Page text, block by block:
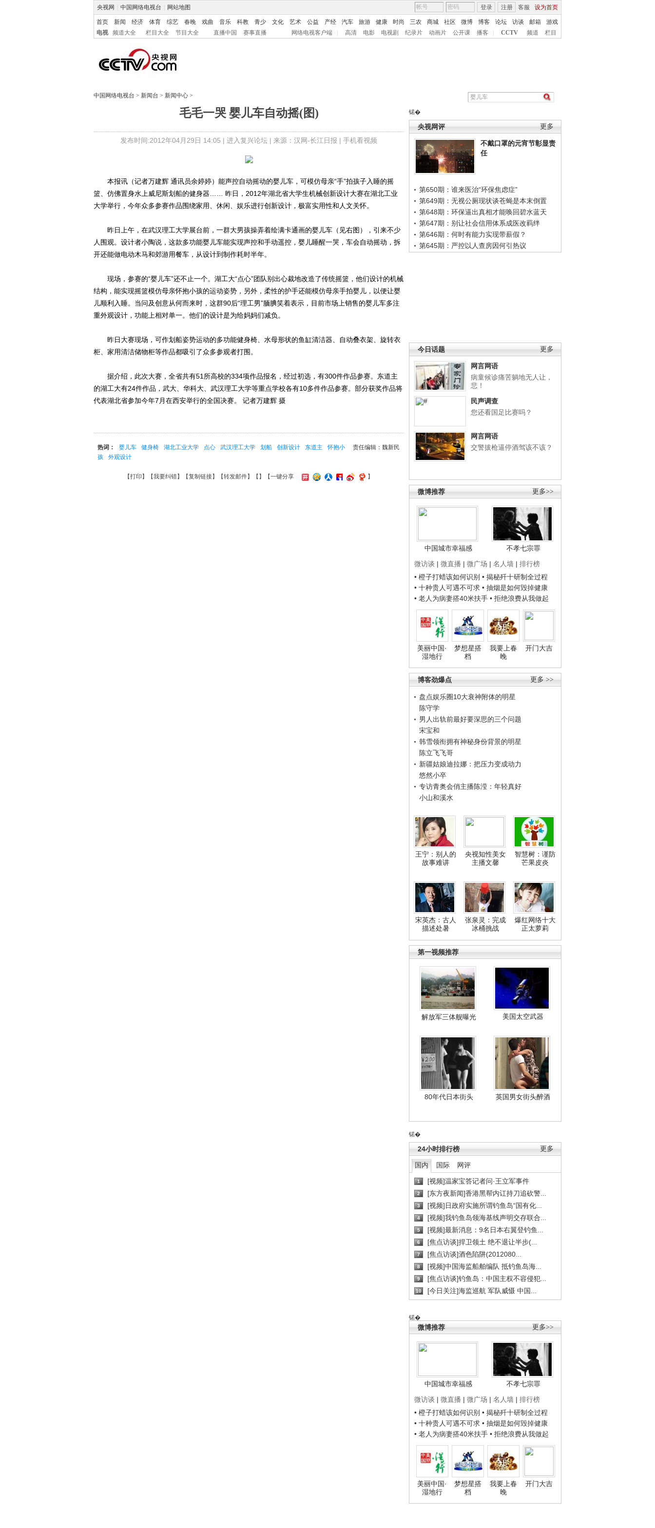
央视网 中国网络电视台 网站地图 客服 设为首页
登录 注册
首页 新闻 经济 体育 综艺 春晚 戏曲 音乐 科教 青少 文化 艺术 公益 产经 汽车 旅游 健康 时尚 三农 商城 社区 微博 博客 论坛 访谈 邮箱
游戏
电视
频道大全 栏目大全 节目大全 直播中国 赛事直播 网络电视客户端 高清 电影 电视剧 纪录片 动画片 公开课 播客 CCTV 频道 栏目
中国网络电视台 > 新闻台 > 新闻中心 >
毛毛一哭 婴儿车自动摇(图)
发布时间:2012年04月29日 14:05 | 进入复兴论坛 | 来源：汉网-长江日报 | 手机看视频
锘�
更多
央视网评
不戴口罩的元宵节彰显责
任
第650期：谁来医治“环保焦虑症”
第649期：无视公厕现状谈苍蝇是本末倒置
第648期：环保逼出真相才能唤回碧水蓝天
第647期：别让社会信用体系成医改羁绊
第646期：何时有能力实现带薪假？
第645期：严控以人查房因何引热议
更多
今日话题
网言网语
病童候诊痛苦躺地无人让，
悲！
民声调查
您还看国足比赛吗？
网言网语
交警拔枪逼停酒驾该不该？
更多>>
微博推荐
中国城市幸福感
不孝七宗罪
微访谈 | 微直播 | 微广场 | 名人墙 | 排行榜
• 橙子打蜡该如何识别 • 揭秘歼十研制全过程
• 十种贵人可遇不可求 • 抽烟是如何毁掉健康
• 老人为病妻搭40米扶手 • 拒绝浪费从我做起
美丽中国·
湿地行
梦想星搭
档
我要上春
晚
开门大吉
更多 >>
博客劲爆点
盘点娱乐圈10大衰神附体的明星
陈守学
男人出轨前最好要深思的三个问题
宋宝和
韩雪领衔拥有神秘身份背景的明星
陈立飞飞哥
新疆姑娘迪拉娜：把压力变成动力
悠然小卒
专访青奥会俏主播陈滢：年轻真好
小山和溪水
王宁：别人的
故事难讲
央视知性美女
主播文馨
智慧树：谨防
芒果皮炎
宋英杰：古人
描述处暑
张泉灵：完成
冰桶挑战
爆红网络十大
正太萝莉
第一视频推荐
解放军三体舰曝光 美国太空武器
80年代日本街头 英国男女街头醉酒
锘�
更多
24小时排行榜
国内 国际 网评
1 [视频]温家宝答记者问·王立军事件
2 [东方夜新闻]香港黑帮内讧持刀追砍警...
3 [视频]日政府实施所谓钓鱼岛“国有化...
4 [视频]我钓鱼岛领海基线声明交存联合...
5 [视频]最新消息：9名日本右翼登钓鱼...
6 [焦点访谈]捍卫领土 绝不退让半步(...
7 [焦点访谈]酒色陷阱(2012080...
8 [视频]中国海监船舶编队 抵钓鱼岛海...
9 [焦点访谈]钓鱼岛：中国主权不容侵犯...
10 [今日关注]海监巡航 军队威慑 中国...
锘�
更多>>
微博推荐
中国城市幸福感
不孝七宗罪
微访谈 | 微直播 | 微广场 | 名人墙 | 排行榜
• 橙子打蜡该如何识别 • 揭秘歼十研制全过程
• 十种贵人可遇不可求 • 抽烟是如何毁掉健康
• 老人为病妻搭40米扶手 • 拒绝浪费从我做起
美丽中国·
湿地行
梦想星搭
档
我要上春
晚
开门大吉
本报讯（记者万建辉 通讯员余婷婷）能声控自动摇动的婴儿车，可模仿母亲“手”拍孩子入睡的摇
篮、仿佛置身水上威尼斯划船的健身器…… 昨日，2012年湖北省大学生机械创新设计大赛在湖北工业
大学举行，今年众多参赛作品围绕家用、休闲、娱乐进行创新设计，极富实用性和人文关怀。
昨日上午，在武汉理工大学展台前，一群大男孩操弄着绘满卡通画的婴儿车（见右图），引来不少
人围观。设计者小陶说，这款多功能婴儿车能实现声控和手动遥控，婴儿睡醒一哭，车会自动摇动，拆
开还能做电动木马和郊游用餐车，从设计到制作耗时半年。
现场，参赛的“婴儿车”还不止一个。湖工大“点心”团队别出心裁地改造了传统摇篮，他们设计的机械
结构，能实现摇篮模仿母亲怀抱小孩的运动姿势，另外，柔性的护手还能模仿母亲手拍婴儿，以便让婴
儿顺利入睡。当问及创意从何而来时，这群90后“理工男”腼腆笑着表示，目前市场上销售的婴儿车多注
重外观设计，功能上相对单一。他们的设计是为给妈妈们减负。
昨日大赛现场，可作划船姿势运动的多功能健身椅、水母形状的鱼缸清洁器、自动叠衣架、旋转衣
柜、家用清洁储物柜等作品都吸引了众多参观者打围。
据介绍，此次大赛，全省共有51所高校的334项作品报名，经过初选，有300件作品参赛。东道主
的湖工大有24件作品，武大、华科大、武汉理工大学等重点学校各有10多件作品参赛。部分获奖作品将
代表湖北省参加今年7月在西安举行的全国决赛。 记者万建辉 摄
责任编辑：魏新民
热词： 婴儿车 健身椅 湖北工业大学 点心 武汉理工大学 划船 创新设计 东道主
怀抱小
孩
外观设计
【打印 】【我要纠错】【复制链接】【转发邮件】【 】 【一键分享 】